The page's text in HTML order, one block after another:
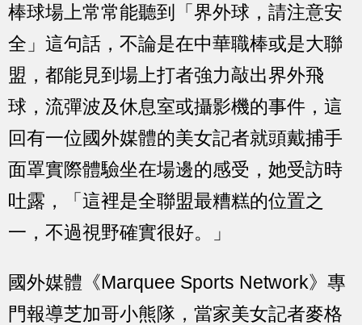
棒球場上常常能聽到「界外球，請注意安
全」這句話，不論是在中華職棒或是大聯
盟，都能見到場上打者強力敲出界外飛
球，流彈波及休息室或攝影機的事件，這
回有一位國外媒體的美女記者就頭戴捕手
面罩實際體驗坐在場邊的感受，她受訪時
吐露，「這裡是全聯盟最糟糕的位置之
一，不過視野確實很好。」
國外媒體《Marquee Sports Network》專
門報導芝加哥小熊隊，當家美女記者麥格